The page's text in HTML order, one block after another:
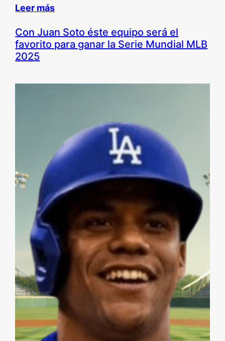
Leer más
Con Juan Soto éste equipo será el
favorito para ganar la Serie Mundial MLB
2025